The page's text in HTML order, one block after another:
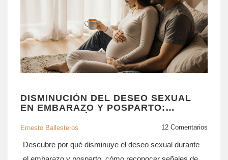
DISMINUCIÓN DEL DESEO SEXUAL
EN EMBARAZO Y POSPARTO:
CAUSAS Y CÓMO AFRONTARLO
Ernesto Ballesteros 12 Comentarios
Descubre por qué disminuye el deseo sexual durante